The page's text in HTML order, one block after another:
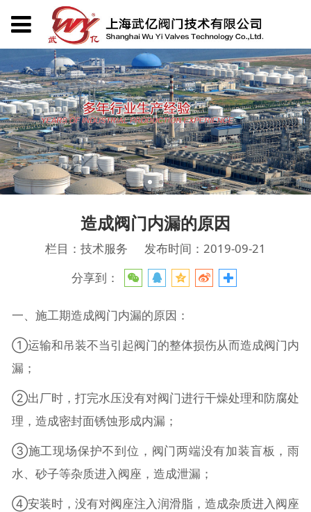
造成阀门内漏的原因
栏目：技术服务
发布时间：2019-09-21
分享到：
一、施工期造成阀门内漏的原因：
①运输和吊装不当引起阀门的整体损伤从而造成阀门内
漏；
②出厂时，打完水压没有对阀门进行干燥处理和防腐处
理，造成密封面锈蚀形成内漏；
③施工现场保护不到位，阀门两端没有加装盲板，雨
水、砂子等杂质进入阀座，造成泄漏；
④安装时，没有对阀座注入润滑脂，造成杂质进入阀座